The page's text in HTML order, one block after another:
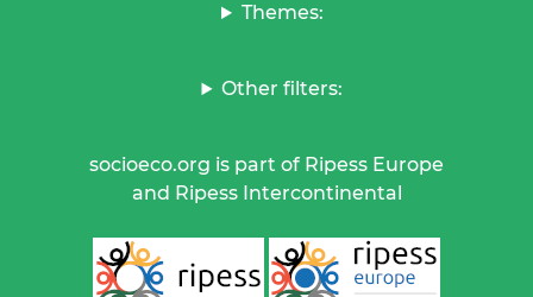
Themes:
Other filters:
socioeco.org is part of Ripess Europe
and Ripess Intercontinental